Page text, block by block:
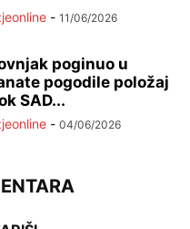
- 11/06/2026
poginuo u
pogodile položaj
SAD...
- 04/06/2026